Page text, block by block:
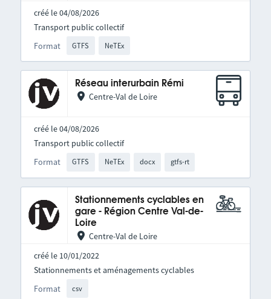
créé le 04/08/2026
Format GTFS NeTEx
Transport public collectif
Réseau interurbain Rémi
Centre-Val de Loire
créé le 04/08/2026
Format GTFS NeTEx docx gtfs-rt
Transport public collectif
Stationnements cyclables en
gare - Région Centre Val-de-
Loire
Centre-Val de Loire
créé le 10/01/2022
Format csv
Stationnements et aménagements cyclables